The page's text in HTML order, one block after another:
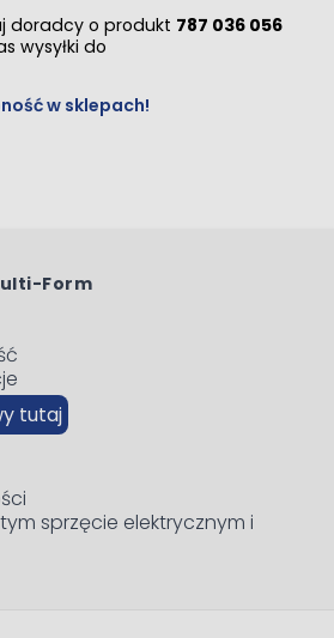
doradcy o produkt 787 036 056
wysyłki do
w sklepach!
Form
tutaj
sprzęcie elektrycznym i